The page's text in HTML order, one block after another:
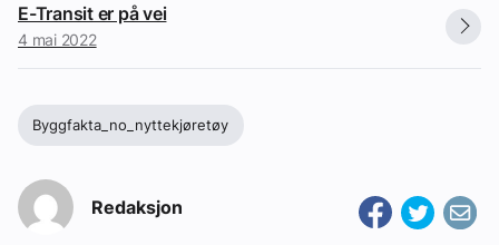
E-Transit er på vei
4 mai 2022
Byggfakta_no_nyttekjøretøy
Redaksjon